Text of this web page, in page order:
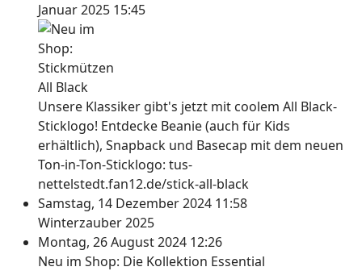
Januar 2025 15:45
Unsere Klassiker gibt's jetzt mit coolem All Black-
Sticklogo! Entdecke Beanie (auch für Kids
erhältlich), Snapback und Basecap mit dem neuen
Ton-in-Ton-Sticklogo: tus-
nettelstedt.fan12.de/stick-all-black
Samstag, 14 Dezember 2024 11:58
Winterzauber 2025
Montag, 26 August 2024 12:26
Neu im Shop: Die Kollektion Essential